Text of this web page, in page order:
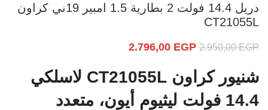
دريل 14.4 فولت 2 بطارية 1.5 امبير 19ني كراون
CT21055L
2.950,00EGP
2.796,00 EGP
شنيور كراون CT21055L لاسلكي
14.4 فولت ليثيوم أيون، متعدد